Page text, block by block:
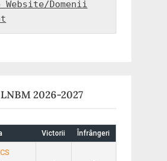
Website/Domenii
2026-2027
Victorii Înfrângeri
CS